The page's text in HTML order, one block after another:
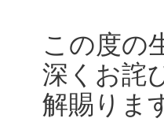
この度の
深くお詫
解賜りま